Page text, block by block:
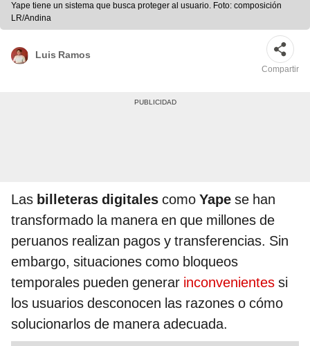
Yape tiene un sistema que busca proteger al usuario. Foto: composición
LR/Andina
Luis Ramos
Compartir
Las billeteras digitales como Yape se han
transformado la manera en que millones de
peruanos realizan pagos y transferencias. Sin
embargo, situaciones como bloqueos
temporales pueden generar inconvenientes si
los usuarios desconocen las razones o cómo
solucionarlos de manera adecuada.